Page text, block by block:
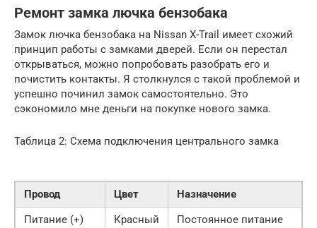
Ремонт замка лючка бензобака
Замок лючка бензобака на Nissan X-Trail имеет схожий
принцип работы с замками дверей. Если он перестал
открываться, можно попробовать разобрать его и
почистить контакты. Я столкнулся с такой проблемой и
успешно починил замок самостоятельно. Это
сэкономило мне деньги на покупке нового замка.
Таблица 2: Схема подключения центрального замка
Провод Цвет
Назначение
Питание (+)
Красный
Постоянное питание